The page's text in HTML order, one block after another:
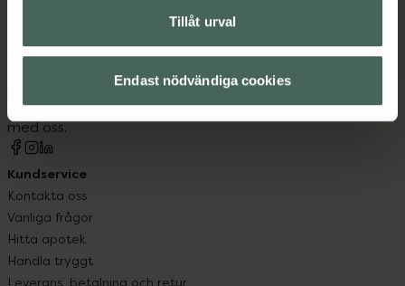
Tillåt urval
Endast nödvändiga cookies
syd till Lappland i norr, och online i mobilen och på
datorn. Oavsett vem du är så är det vårt uppdrag att
hjälpa just dig att må lite bättre. Välkommen att prata
med oss.
Kundservice
Kontakta oss
Vanliga frågor
Hitta apotek
Handla tryggt
Leverans, betalning och retur